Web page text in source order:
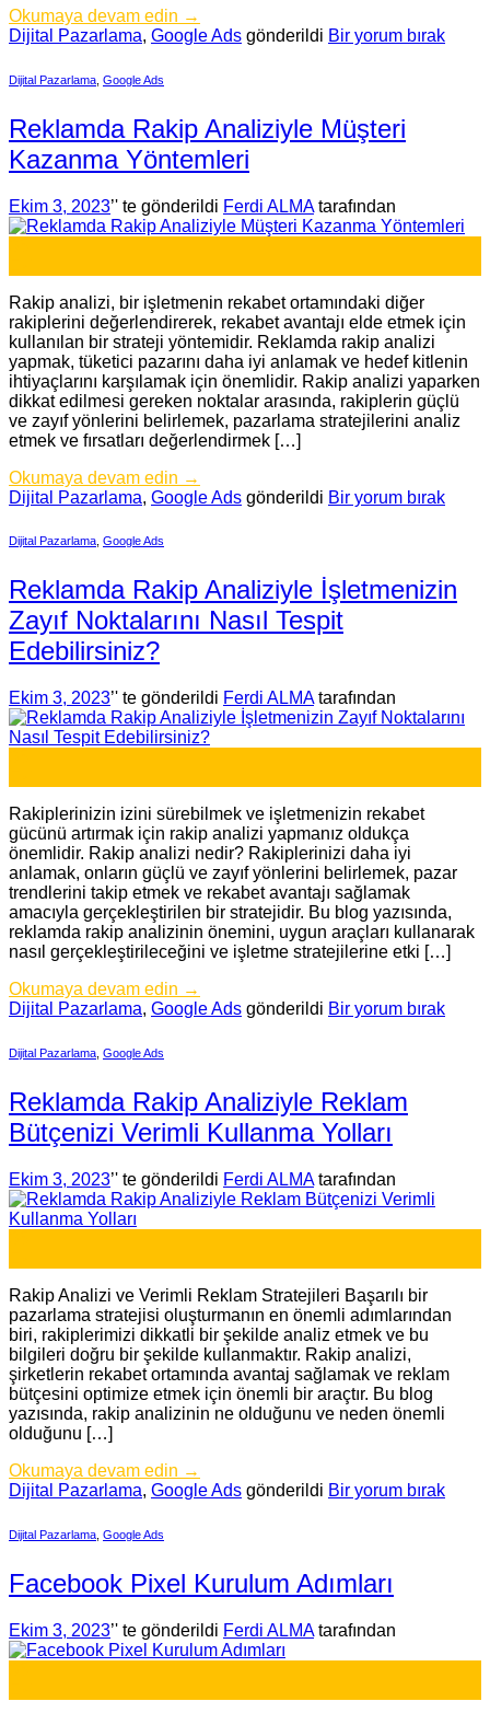
Okumaya devam edin →
Dijital Pazarlama, Google Ads gönderildi Bir yorum bırak
Dijital Pazarlama Google Ads
Reklamda Rakip Analiziyle Müşteri
Kazanma Yöntemleri
Ekim 3, 2023’' te gönderildi Ferdi ALMAtarafından
Rakip analizi, bir işletmenin rekabet ortamındaki diğer
rakiplerini değerlendirerek, rekabet avantajı elde etmek için
kullanılan bir strateji yöntemidir. Reklamda rakip analizi
yapmak, tüketici pazarını daha iyi anlamak ve hedef kitlenin
ihtiyaçlarını karşılamak için önemlidir. Rakip analizi yaparken
dikkat edilmesi gereken noktalar arasında, rakiplerin güçlü
ve zayıf yönlerini belirlemek, pazarlama stratejilerini analiz
etmek ve fırsatları değerlendirmek […]
Okumaya devam edin →
Dijital Pazarlama, Google Ads gönderildi Bir yorum bırak
Dijital Pazarlama, Google Ads
Reklamda Rakip Analiziyle İşletmenizin
Zayıf Noktalarını Nasıl Tespit
Edebilirsiniz?
Ekim 3, 2023’' te gönderildi Ferdi ALMAtarafından
Rakiplerinizin izini sürebilmek ve işletmenizin rekabet
gücünü artırmak için rakip analizi yapmanız oldukça
önemlidir. Rakip analizi nedir? Rakiplerinizi daha iyi
anlamak, onların güçlü ve zayıf yönlerini belirlemek, pazar
trendlerini takip etmek ve rekabet avantajı sağlamak
amacıyla gerçekleştirilen bir stratejidir. Bu blog yazısında,
reklamda rakip analizinin önemini, uygun araçları kullanarak
nasıl gerçekleştirileceğini ve işletme stratejilerine etki […]
Okumaya devam edin →
Dijital Pazarlama, Google Ads gönderildi Bir yorum bırak
Dijital Pazarlama Google Ads
Reklamda Rakip Analiziyle Reklam
Bütçenizi Verimli Kullanma Yolları
Ekim 3, 2023’' te gönderildi Ferdi ALMAtarafından
Rakip Analizi ve Verimli Reklam Stratejileri Başarılı bir
pazarlama stratejisi oluşturmanın en önemli adımlarından
biri, rakiplerimizi dikkatli bir şekilde analiz etmek ve bu
bilgileri doğru bir şekilde kullanmaktır. Rakip analizi,
şirketlerin rekabet ortamında avantaj sağlamak ve reklam
bütçesini optimize etmek için önemli bir araçtır. Bu blog
yazısında, rakip analizinin ne olduğunu ve neden önemli
olduğunu […]
Okumaya devam edin →
Dijital Pazarlama, Google Ads gönderildi Bir yorum bırak
Dijital Pazarlama Google Ads
Facebook Pixel Kurulum Adımları
Ekim 3, 2023’' te gönderildi Ferdi ALMAtarafından